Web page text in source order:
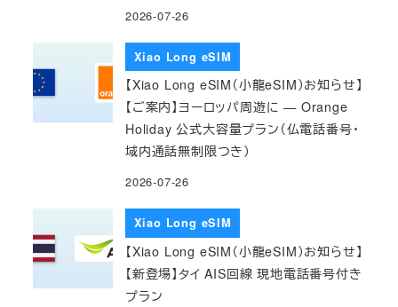
2026-07-26
Xiao Long eSIM
【Xiao Long eSIM（小龍eSIM）お知らせ】
【ご案内】ヨーロッパ周遊に — Orange
Holiday 公式大容量プラン（仏電話番号・
域内通話無制限つき）
2026-07-26
Xiao Long eSIM
【Xiao Long eSIM（小龍eSIM）お知らせ】
【新登場】タイ AIS回線 現地電話番号付き
プラン